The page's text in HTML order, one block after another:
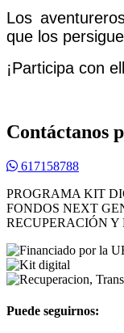
Los
que los
¡Participa con
Contáctanos
617158788
PROGRAMA KIT
FONDOS NEXT
RECUPERACIÓN Y
Puede seguirnos: